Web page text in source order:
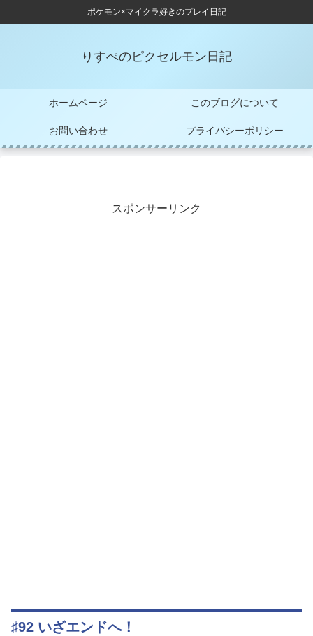
ポケモン×マイクラ好きのプレイ日記
りすぺのピクセルモン日記
ホームページ このブログについて
お問い合わせ プライバシーポリシー
スポンサーリンク
♯92 いざエンドへ！